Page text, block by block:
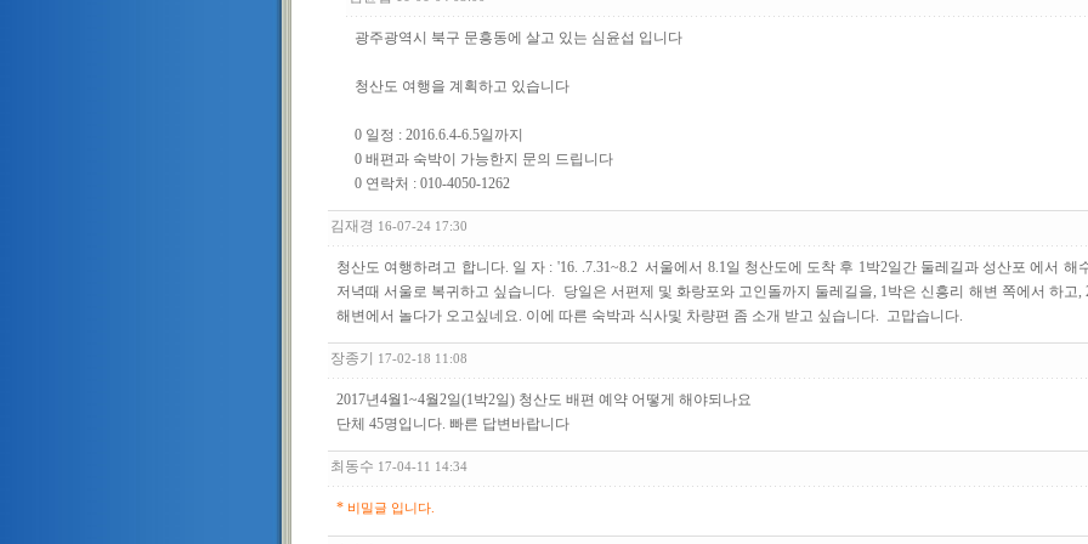
광주광역시 북구 문흥동에 살고 있는 심윤섭 입니다
청산도 여행을 계획하고 있습니다
0 일정 : 2016.6.4-6.5일까지
0 배편과 숙박이 가능한지 문의 드립니다
0 연락처 : 010-4050-1262
김재경 16-07-24 17:30
청산도 여행하려고 합니다. 일 자 : '16. .7.31~8.2 서울에서 8.1일 청산도에 도착 후 1박2일간 둘레길과 성산포 에서 해
저녁때 서울로 복귀하고 싶습니다. 당일은 서편제 및 화랑포와 고인돌까지 둘레길을, 1박은 신흥리 해변 쪽에서 하고,
해변에서 놀다가 오고싶네요. 이에 따른 숙박과 식사및 차량편 좀 소개 받고 싶습니다. 고맙습니다.
장종기 17-02-18 11:08
2017년4월1~4월2일(1박2일) 청산도 배편 예약 어떻게 해야되나요
단체 45명입니다. 빠른 답변바랍니다
최동수 17-04-11 14:34
* 비밀글 입니다.